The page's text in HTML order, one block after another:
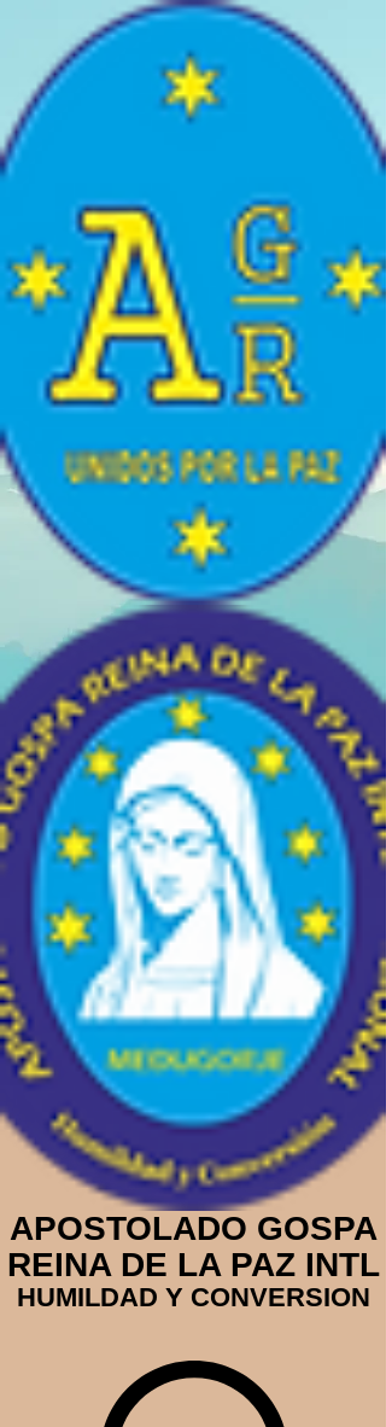
APOSTOLADO GOSPA
REINA DE LA PAZ INTL
HUMILDAD Y CONVERSION